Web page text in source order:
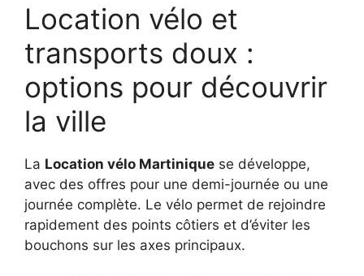
Location vélo et
transports doux :
options pour découvrir
la ville
La Location vélo Martinique se développe,
avec des offres pour une demi-journée ou une
journée complète. Le vélo permet de rejoindre
rapidement des points côtiers et d’éviter les
bouchons sur les axes principaux.